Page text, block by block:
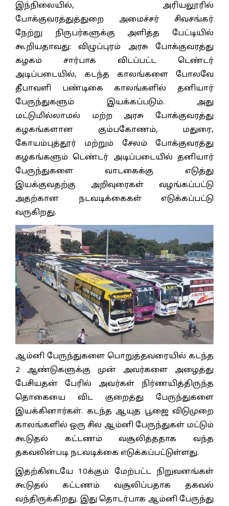
இந்நிலையில், அரியலூரில்
போக்குவரத்துத்துறை அமைச்சர் சிவசங்கர்
நேற்று நிருபர்களுக்கு அளித்த பேட்டியில்
கூறியதாவது: விழுப்புரம் அரசு போக்குவரத்து
கழகம் சார்பாக விடப்பட்ட டெண்டர்
அடிப்படையில், கடந்த காலங்களை போலவே
தீபாவளி பண்டிகை காலங்களில் தனியார்
பேருந்துகளும் இயக்கப்படும். அது
மட்டுமில்லாமல் மற்ற அரசு போக்குவரத்து
கழகங்களான கும்பகோணம், மதுரை,
கோயம்புத்தூர் மற்றும் சேலம் போக்குவரத்து
கழகங்களும் டெண்டர் அடிப்படையில் தனியார்
பேருந்துகளை வாடகைக்கு எடுத்து
இயக்குவதற்கு அறிவுரைகள் வழங்கப்பட்டு
அதற்கான நடவடிக்கைகள் எடுக்கப்பட்டு
வருகிறது.
ஆம்னி பேருந்துகளை பொறுத்தவரையில் கடந்த
2 ஆண்டுகளுக்கு முன் அவர்களை அழைத்து
பேசியதன் பேரில் அவர்கள் நிர்ணயித்திருந்த
தொகையை விட குறைத்து பேருந்துகளை
இயக்கினார்கள். கடந்த ஆயுத பூஜை விடுமுறை
காலங்களில் ஒரு சில ஆம்னி பேருந்துகள் மட்டும்
கூடுதல் கட்டணம் வசூலித்ததாக வந்த
தகவலின்படி நடவடிக்கை எடுக்கப்பட்டுள்ளது.
இதற்கிடையே 10க்கும் மேற்பட்ட நிறுவனங்கள்
கூடுதல் கட்டணம் வசூலிப்பதாக தகவல்
வந்திருக்கிறது. இது தொடர்பாக ஆம்னி பேருந்து